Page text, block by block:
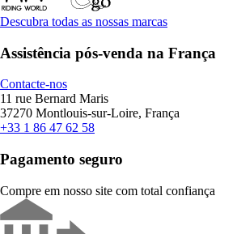
Descubra todas as nossas marcas
Assistência pós-venda na França
Contacte-nos
11 rue Bernard Maris
37270 Montlouis-sur-Loire, França
+33 1 86 47 62 58
Pagamento seguro
Compre em nosso site com total confiança